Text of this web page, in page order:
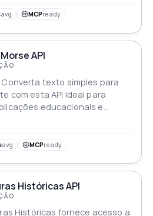
avg MCPready
API
Converta texto simples para
com esta API Ideal para
educacionais e
avg MCPready
Históricas API
Históricas fornece acesso a